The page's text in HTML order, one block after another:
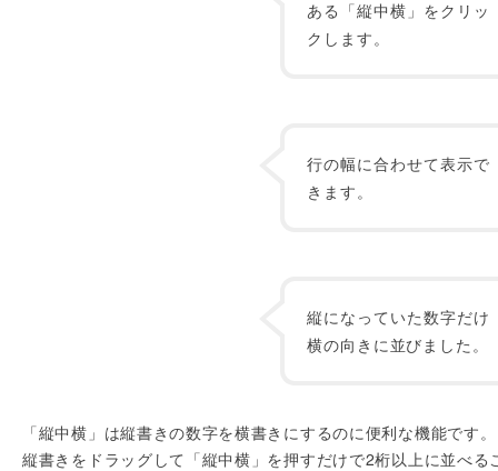
ある「縦中横」をクリッ
クします。
行の幅に合わせて表示で
きます。
縦になっていた数字だけ
横の向きに並びました。
「縦中横」は縦書きの数字を横書きにするのに便利な機能です。
縦書きをドラッグして「縦中横」を押すだけで2桁以上に並べる